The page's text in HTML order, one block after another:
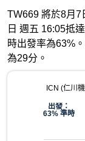
TW669 將於8月7
日 週五 16:05抵
時出發率為63%
為29分。
ICN (仁川
出發：
63% 準時